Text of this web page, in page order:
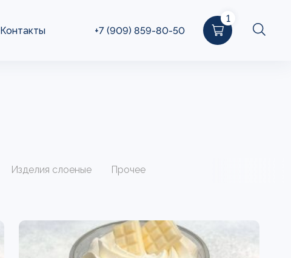
Контакты +7 (909) 859-80-50
1
Изделия слоеные Прочее